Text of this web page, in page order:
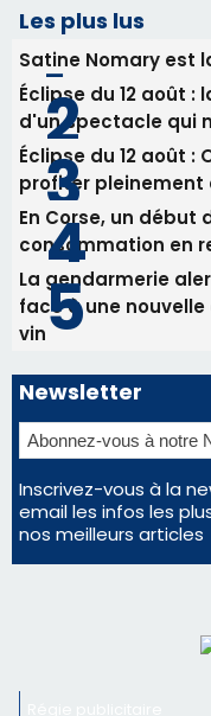
Les plus lus
Satine Nomary est
Éclipse du 12 août :
d'un spectacle qui
Éclipse du 12 août :
profiter pleinement
En Corse, un début
consommation en
La gendarmerie
face à une
vin
Newsletter
Inscrivez-vous à la
email les infos les
nos meilleurs articles